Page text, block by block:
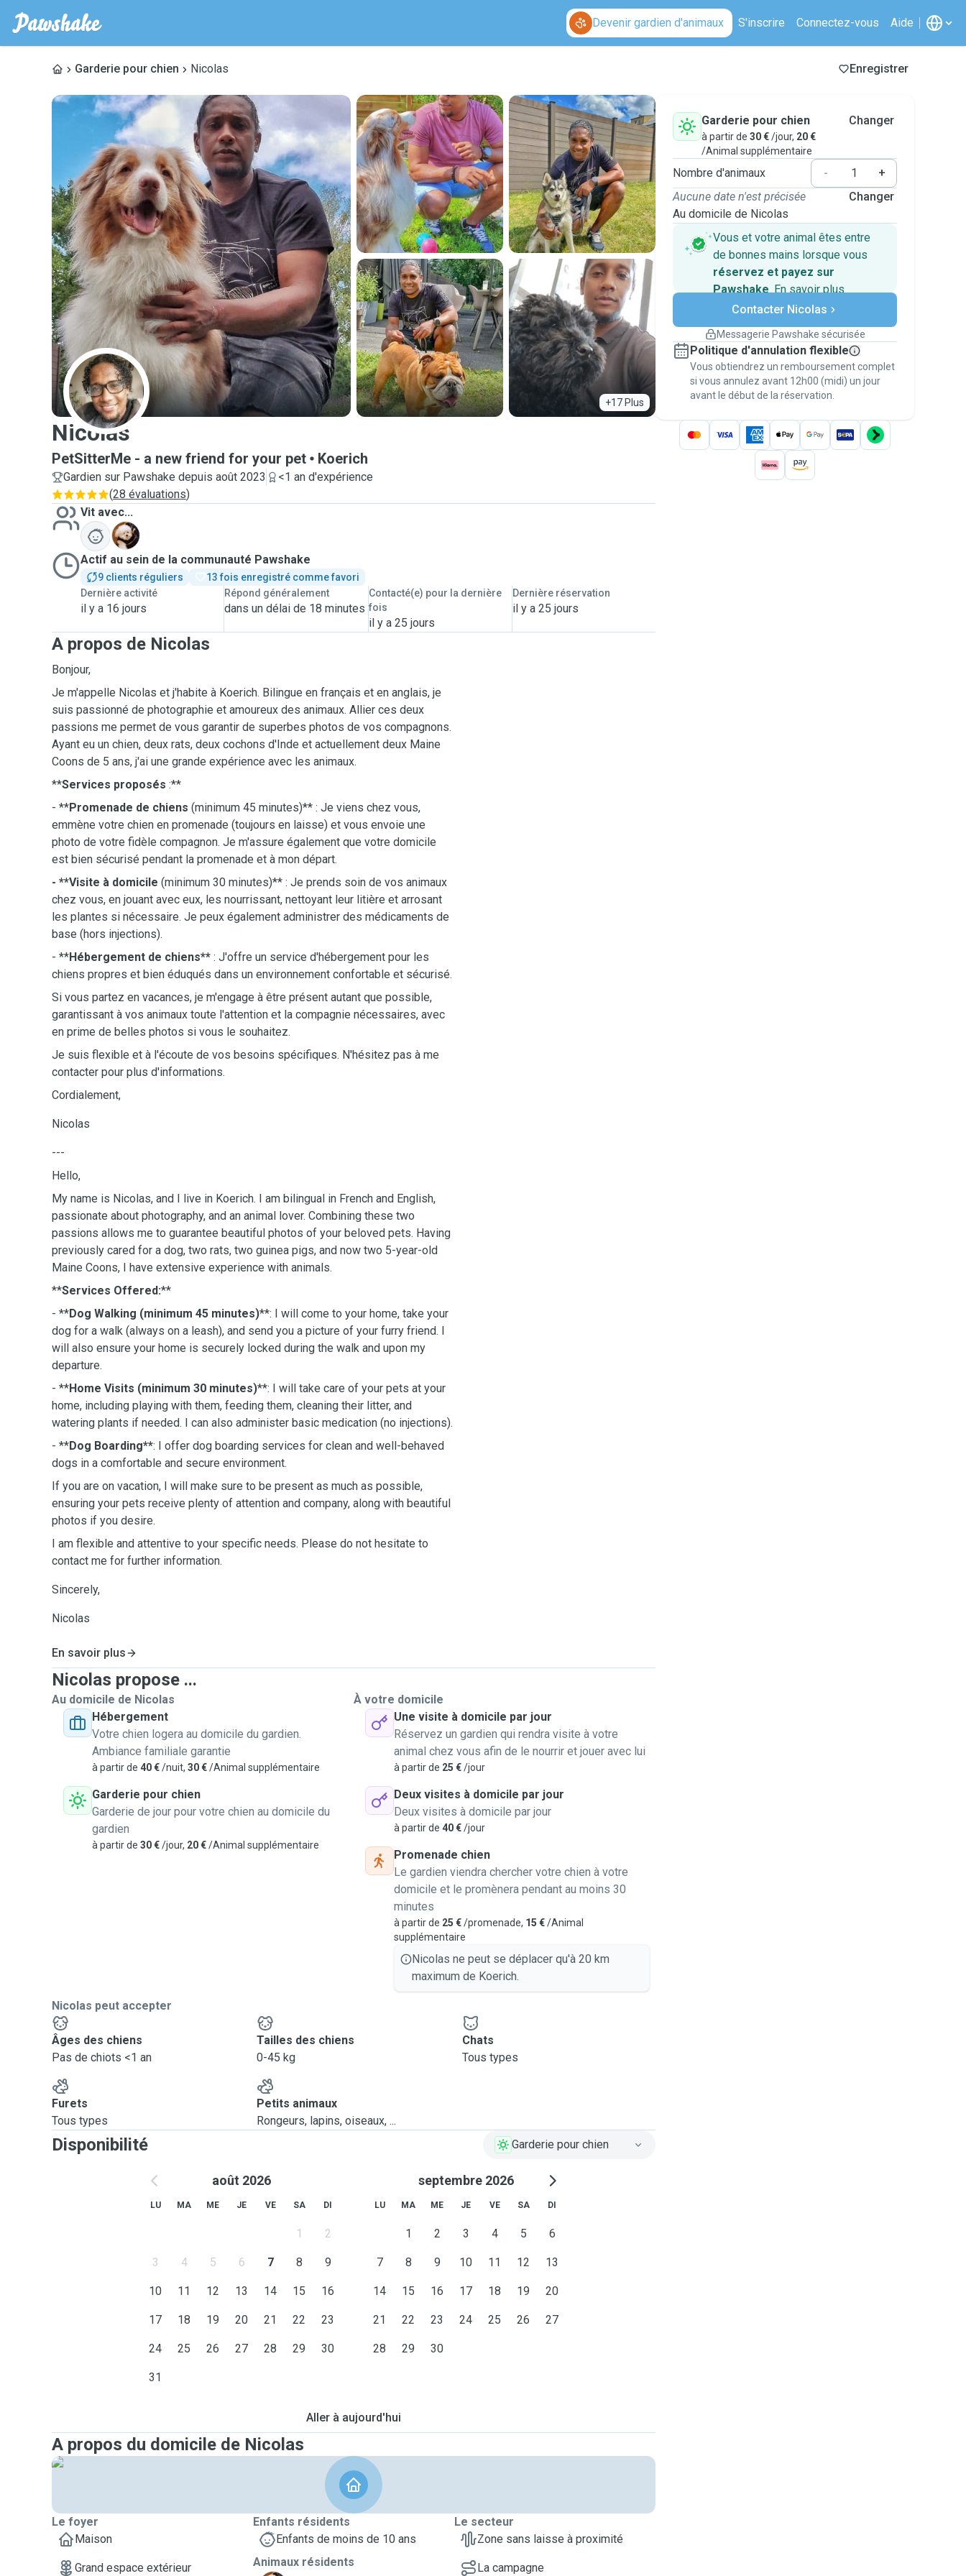
Devenir gardien d'animaux S'inscrire Connectez-vous Aide
Garderie pour chien Nicolas Enregistrer
+17 Plus
N
Nicolas
PetSitterMe - a new friend for your pet Koerich
Gardien sur Pawshake depuis août 2023
<1 an d'expérience
(28 évaluations)
Vit avec...
L
Actif au sein de la communauté Pawshake
9 clients réguliers
13 fois enregistré comme favori
Dernière activité
il y a 16 jours
Répond généralement
dans un délai de 18 minutes
Contacté(e) pour la dernière
fois
il y a 25 jours
Dernière réservation
il y a 25 jours
A propos de Nicolas
Bonjour,
Je m'appelle Nicolas et j'habite à Koerich. Bilingue en français et en anglais, je
suis passionné de photographie et amoureux des animaux. Allier ces deux
passions me permet de vous garantir de superbes photos de vos compagnons.
Ayant eu un chien, deux rats, deux cochons d'Inde et actuellement deux Maine
Coons de 5 ans, j'ai une grande expérience avec les animaux.
**Services proposés :**
- **Promenade de chiens (minimum 45 minutes)** : Je viens chez vous,
emmène votre chien en promenade (toujours en laisse) et vous envoie une
photo de votre fidèle compagnon. Je m'assure également que votre domicile
est bien sécurisé pendant la promenade et à mon départ.
- **Visite à domicile (minimum 30 minutes)** : Je prends soin de vos animaux
chez vous, en jouant avec eux, les nourrissant, nettoyant leur litière et arrosant
les plantes si nécessaire. Je peux également administrer des médicaments de
base (hors injections).
- **Hébergement de chiens** : J'offre un service d'hébergement pour les
chiens propres et bien éduqués dans un environnement confortable et sécurisé.
Si vous partez en vacances, je m'engage à être présent autant que possible,
garantissant à vos animaux toute l'attention et la compagnie nécessaires, avec
en prime de belles photos si vous le souhaitez.
Je suis flexible et à l'écoute de vos besoins spécifiques. N'hésitez pas à me
contacter pour plus d'informations.
Cordialement,
Nicolas
---
Hello,
My name is Nicolas, and I live in Koerich. I am bilingual in French and English,
passionate about photography, and an animal lover. Combining these two
passions allows me to guarantee beautiful photos of your beloved pets. Having
previously cared for a dog, two rats, two guinea pigs, and now two 5-year-old
Maine Coons, I have extensive experience with animals.
**Services Offered:**
- **Dog Walking (minimum 45 minutes)**: I will come to your home, take your
dog for a walk (always on a leash), and send you a picture of your furry friend. I
will also ensure your home is securely locked during the walk and upon my
departure.
- **Home Visits (minimum 30 minutes)**: I will take care of your pets at your
home, including playing with them, feeding them, cleaning their litter, and
watering plants if needed. I can also administer basic medication (no injections).
- **Dog Boarding**: I offer dog boarding services for clean and well-behaved
dogs in a comfortable and secure environment.
If you are on vacation, I will make sure to be present as much as possible,
ensuring your pets receive plenty of attention and company, along with beautiful
photos if you desire.
I am flexible and attentive to your specific needs. Please do not hesitate to
contact me for further information.
Sincerely,
Nicolas
En savoir plus
Nicolas propose ...
Au domicile de Nicolas
Hébergement
Votre chien logera au domicile du gardien.
Ambiance familiale garantie
à partir de 40 €/nuit, 30 €/Animal supplémentaire
Garderie pour chien
Garderie de jour pour votre chien au domicile du
gardien
à partir de 30 €/jour, 20 €/Animal supplémentaire
À votre domicile
Une visite à domicile par jour
Réservez un gardien qui rendra visite à votre
animal chez vous afin de le nourrir et jouer avec lui
à partir de 25 €/jour
Deux visites à domicile par jour
Deux visites à domicile par jour
à partir de 40 €/jour
Promenade chien
Le gardien viendra chercher votre chien à votre
domicile et le promènera pendant au moins 30
minutes
à partir de 25 €/promenade, 15 €/Animal
supplémentaire
Nicolas ne peut se déplacer qu'à 20 km
maximum de Koerich.
Nicolas peut accepter
Âges des chiens
Pas de chiots <1 an
Tailles des chiens
0-45 kg
Chats
Tous types
Furets
Tous types
Petits animaux
Rongeurs, lapins, oiseaux, ...
Disponibilité Garderie pour chien
août 2026
LU MA ME JE VE SA DI
1 2
3 4 5 6 7 8 9
10 11 12 13 14 15 16
17 18 19 20 21 22 23
24 25 26 27 28 29 30
31
septembre 2026
LU MA ME JE VE SA DI
1 2 3 4 5 6
7 8 9 10 11 12 13
14 15 16 17 18 19 20
21 22 23 24 25 26 27
28 29 30
Aller à aujourd'hui
A propos du domicile de Nicolas
Le foyer
Maison
Grand espace extérieur
Enfants résidents
Enfants de moins de 10 ans
Animaux résidents
Le secteur
Zone sans laisse à proximité
La campagne
Garderie pour chien
à partir de 30 €/jour, 20 €
/Animal supplémentaire
Changer
Nombre d'animaux -
+
Aucune date n'est précisée
Au domicile de Nicolas
Changer
Vous et votre animal êtes entre
de bonnes mains lorsque vous
réservez et payez sur
Pawshake. En savoir plus
Paiements sécurisés
Assistance en cas de
Réservations couvertes par
nos garanties
Gardez tout sur Pawshake (du premier
message au paiement) pour bénéficier de la
Garantie Pawshake.
Contacter Nicolas
Messagerie Pawshake sécurisée
Politique d'annulation flexible
Vous obtiendrez un remboursement complet
si vous annulez avant 12h00 (midi) un jour
avant le début de la réservation.